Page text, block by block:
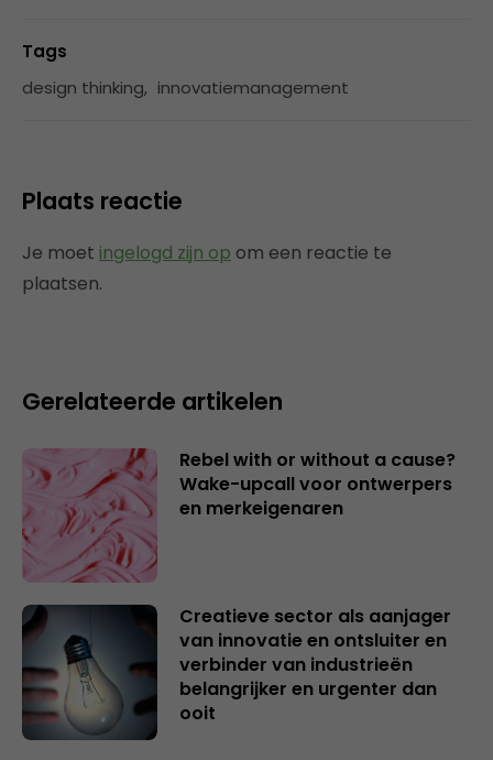
Tags
design thinking, innovatiemanagement
Plaats reactie
Je moet ingelogd zijn op om een reactie te
plaatsen.
Gerelateerde artikelen
Rebel with or without a cause?
Wake-upcall voor ontwerpers
en merkeigenaren
Creatieve sector als aanjager
van innovatie en ontsluiter en
verbinder van industrieën
belangrijker en urgenter dan
ooit